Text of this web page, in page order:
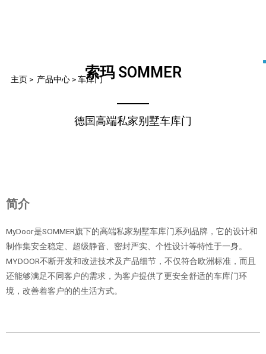
主页 > 产品中心 >车库门
索玛 SOMMER
德国高端私家别墅车库门
简介
MyDoor是SOMMER旗下的高端私家别墅车库门系列品牌，它的设计和
制作集安全稳定、超级静音、密封严实、个性设计等特性于一身。
MYDOOR不断开发和改进技术及产品细节，不仅符合欧洲标准，而且
还能够满足不同客户的需求，为客户提供了更安全舒适的车库门环
境，改善着客户的的生活方式。